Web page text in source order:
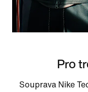
Pro
Souprava Nike